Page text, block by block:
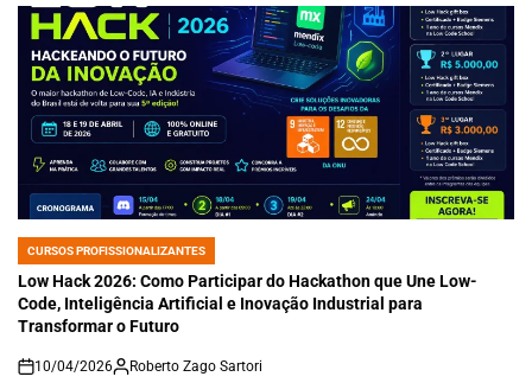
POSTED
IN
CURSOS PROFISSIONALIZANTES
Low Hack 2026: Como Participar do Hackathon que Une Low-
Code, Inteligência Artificial e Inovação Industrial para
Transformar o Futuro
on
10/04/2026 Roberto Zago Sartori